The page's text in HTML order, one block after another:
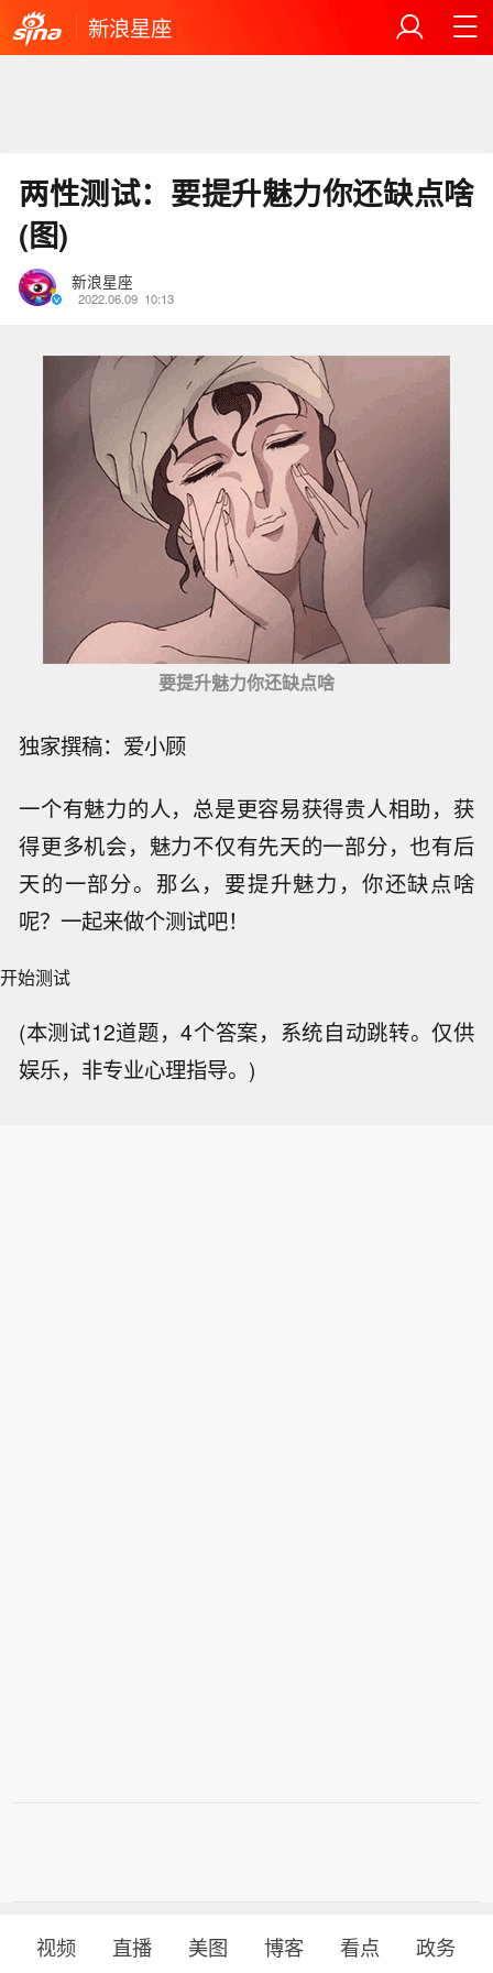
新浪星座
两性测试：要提升魅力你还缺点啥
(图)
新浪星座
2022.06.09 10:13
要提升魅力你还缺点啥
独家撰稿：爱小顾
一个有魅力的人，总是更容易获得贵人相助，获
得更多机会，魅力不仅有先天的一部分，也有后
天的一部分。那么，要提升魅力，你还缺点啥
呢？一起来做个测试吧！
开始测试
(本测试12道题，4个答案，系统自动跳转。仅供
娱乐，非专业心理指导。)
视频 直播 美图 博客 看点
政务